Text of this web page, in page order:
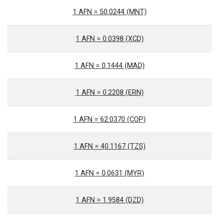
1 AFN = 50.0244 (MNT)
1 AFN = 0.0398 (XCD)
1 AFN = 0.1444 (MAD)
1 AFN = 0.2208 (ERN)
1 AFN = 62.0370 (COP)
1 AFN = 40.1167 (TZS)
1 AFN = 0.0631 (MYR)
1 AFN = 1.9584 (DZD)